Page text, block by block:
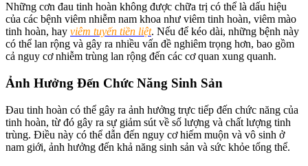
Những cơn đau tinh hoàn không được chữa trị có thể là dấu hiệu
của các bệnh viêm nhiễm nam khoa như viêm tinh hoàn, viêm mào
tinh hoàn, hay viêm tuyến tiền liệt. Nếu để kéo dài, những bệnh này
có thể lan rộng và gây ra nhiều vấn đề nghiêm trọng hơn, bao gồm
cả nguy cơ nhiễm trùng lan rộng đến các cơ quan xung quanh.
Ảnh Hưởng Đến Chức Năng Sinh Sản
Đau tinh hoàn có thể gây ra ảnh hưởng trực tiếp đến chức năng của
tinh hoàn, từ đó gây ra sự giảm sút về số lượng và chất lượng tinh
trùng. Điều này có thể dẫn đến nguy cơ hiếm muộn và vô sinh ở
nam giới, ảnh hưởng đến khả năng sinh sản và sức khỏe tổng thể.